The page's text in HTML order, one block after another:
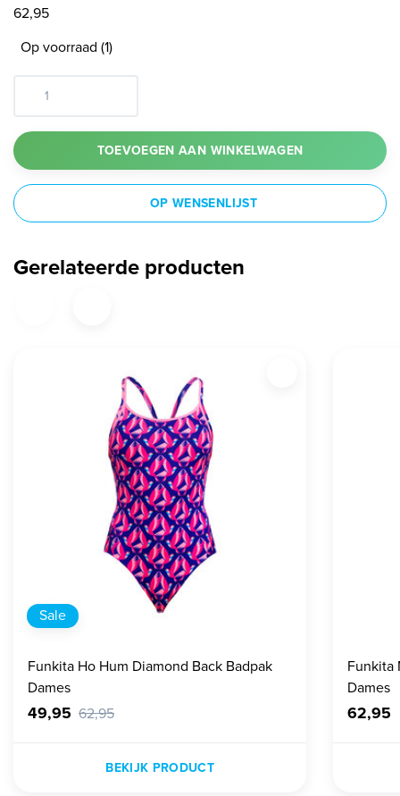
62,95
Op voorraad (1)
TOEVOEGEN AAN WINKELWAGEN
OP WENSENLIJST
Gerelateerde producten
Sale
Funkita Ho Hum Diamond Back Badpak
Dames
49,95 62,95
BEKIJK PRODUCT
Funkita
Dames
62,95